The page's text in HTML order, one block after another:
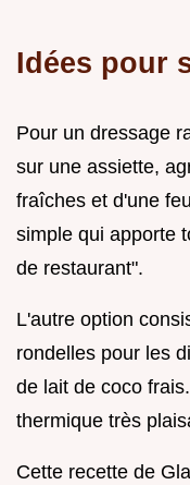
Idées pour
Pour un dressage
sur une assiette,
fraîches et d'une
simple qui apporte
de restaurant".
L'autre option
rondelles pour les
de lait de coco
thermique très
Cette recette de